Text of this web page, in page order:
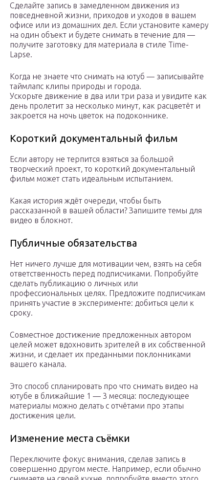
Сделайте запись в замедленном движения из
повседневной жизни, приходов и уходов в вашем
офисе или из домашних дел. Если установите камеру
на один объект и будете снимать в течение для —
получите заготовку для материала в стиле Time-
Lapse.
Когда не знаете что снимать на ютуб — записывайте
таймлапс клипы природы и города.
Ускорьте движение в два или три раза и увидите как
день пролетит за несколько минут, как расцветёт и
закроется на ночь цветок на подоконнике.
Короткий документальный фильм
Если автору не терпится взяться за большой
творческий проект, то короткий документальный
фильм может стать идеальным испытанием.
Какая история ждёт очереди, чтобы быть
рассказанной в вашей области? Запишите темы для
видео в блокнот.
Публичные обязательства
Нет ничего лучше для мотивации чем, взять на себя
ответственность перед подписчиками. Попробуйте
сделать публикацию о личных или
профессиональных целях. Предложите подписчикам
принять участие в эксперименте: добиться цели к
сроку.
Совместное достижение предложенных автором
целей может вдохновить зрителей в их собственной
жизни, и сделает их преданными поклонниками
вашего канала.
Это способ спланировать про что снимать видео на
ютубе в ближайшие 1 — 3 месяца: последующее
материалы можно делать с отчётами про этапы
достижения цели.
Изменение места съёмки
Переключите фокус внимания, сделав запись в
совершенно другом месте. Например, если обычно